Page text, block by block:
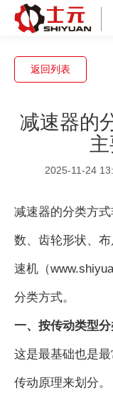
返回列表
减速器的
2025-11-24
减速器的分类方
数、齿轮形状、
速机（
分类方式。
一、按传动类型
这是最基础也是
传动原理来划分。